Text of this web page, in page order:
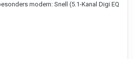
modern: Snell (5.1-Kanal Digi EQ